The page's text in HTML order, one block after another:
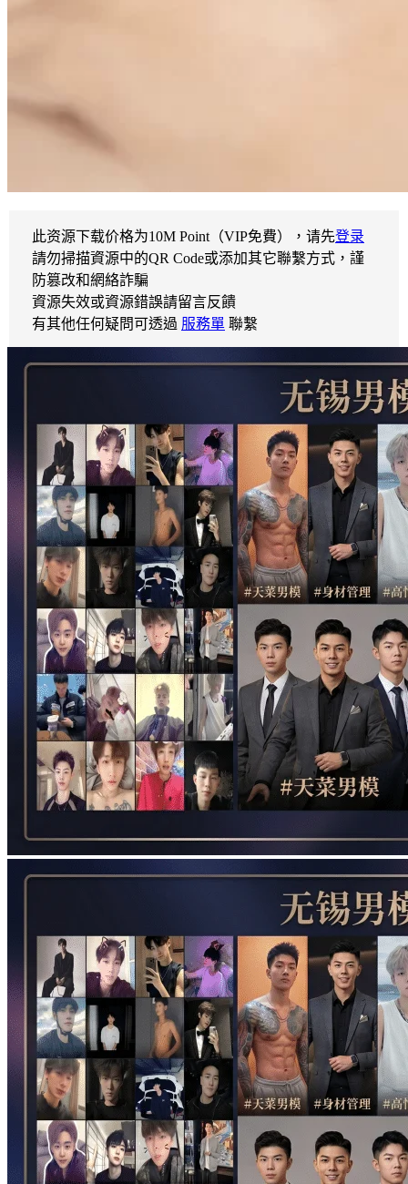
此资源下载价格为10M Point（VIP免費），请先登录
請勿掃描資源中的QR Code或添加其它聯繫方式，謹
防篡改和網絡詐騙
資源失效或資源錯誤請留言反饋
有其他任何疑問可透過 服務單 聯繫